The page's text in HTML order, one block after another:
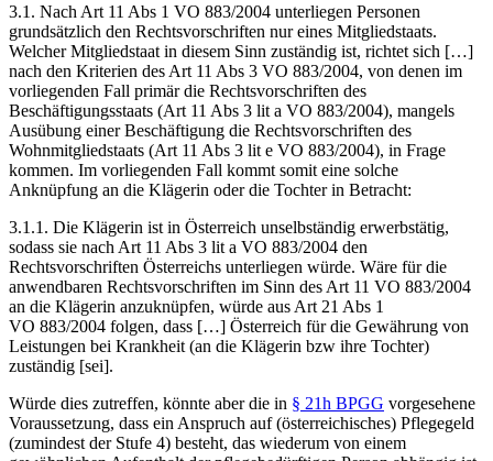
3.1. Nach Art 11 Abs 1 VO 883/2004 unterliegen Personen
grundsätzlich den Rechtsvorschriften nur eines Mitgliedstaats.
Welcher Mitgliedstaat in diesem Sinn zuständig ist, richtet sich […]
nach den Kriterien des Art 11 Abs 3 VO 883/2004, von denen im
vorliegenden Fall primär die Rechtsvorschriften des
Beschäftigungsstaats (Art 11 Abs 3 lit a VO 883/2004), mangels
Ausübung einer Beschäftigung die Rechtsvorschriften des
Wohnmitgliedstaats (Art 11 Abs 3 lit e VO 883/2004), in Frage
kommen. Im vorliegenden Fall kommt somit eine solche
Anknüpfung an die Klägerin oder die Tochter in Betracht:
3.1.1. Die Klägerin ist in Österreich unselbständig erwerbstätig,
sodass sie nach Art 11 Abs 3 lit a VO 883/2004 den
Rechtsvorschriften Österreichs unterliegen würde. Wäre für die
anwendbaren Rechtsvorschriften im Sinn des Art 11 VO 883/2004
an die Klägerin anzuknüpfen, würde aus Art 21 Abs 1
VO 883/2004 folgen, dass […] Österreich für die Gewährung von
Leistungen bei Krankheit (an die Klägerin bzw ihre Tochter)
zuständig [sei].
Würde dies zutreffen, könnte aber die in § 21h BPGG vorgesehene
Voraussetzung, dass ein Anspruch auf (österreichisches) Pflegegeld
(zumindest der Stufe 4) besteht, das wiederum von einem